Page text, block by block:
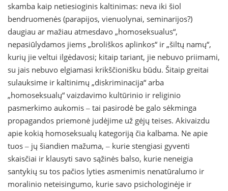
skamba kaip netiesioginis kaltinimas: neva iki šiol
bendruomenės (parapijos, vienuolynai, seminarijos?)
daugiau ar mažiau atmesdavo „homoseksualus“,
nepasiūlydamos jiems „broliškos aplinkos“ ir „šiltų namų“,
kurių jie veltui ilgėdavosi; kitaip tariant, jie nebuvo priimami,
su jais nebuvo elgiamasi krikščionišku būdu. Šitaip greitai
sulauksime ir kaltinimų „diskriminacija“ arba
„homoseksualų“ vaizdavimo kultūrinio ir religinio
pasmerkimo aukomis ‒ tai pasirodė be galo sėkminga
propagandos priemonė judėjime už gėjų teises. Akivaizdu
apie kokią homoseksualų kategoriją čia kalbama. Ne apie
tuos ‒ jų šiandien mažuma, ‒ kurie stengiasi gyventi
skaisčiai ir klausyti savo sąžinės balso, kurie neneigia
santykių su tos pačios lyties asmenimis nenatūralumo ir
moralinio neteisingumo, kurie savo psichologinėje ir